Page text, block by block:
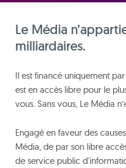
Le Média
milliardaires.
Il est financé uniquement
est en accès libre pour le
vous. Sans vous, Le Média
Engagé en faveur des
Média, de par son libre
de service public